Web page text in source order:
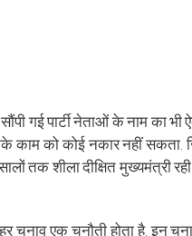
गई पार्टी नेताओं के नाम का
काम को कोई नकार नहीं सकता.
तक शीला दीक्षित मुख्यमंत्री
चुनाव एक चुनौती होता है. इन